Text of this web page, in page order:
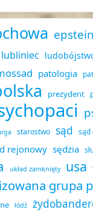
epstein
lubliniec
patologia
prezydent
starostwo sąd sąd
rejonowy sędzia
układ zamknięty usa
grupa
łódź